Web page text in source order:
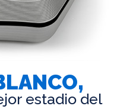
estadio del